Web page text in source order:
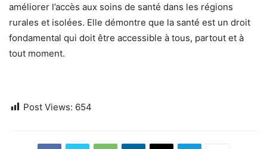
améliorer l’accès aux soins de santé dans les régions
rurales et isolées. Elle démontre que la santé est un droit
fondamental qui doit être accessible à tous, partout et à
tout moment.
Post Views: 654